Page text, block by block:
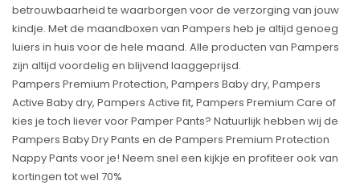
betrouwbaarheid te waarborgen voor de verzorging van jouw
kindje. Met de maandboxen van Pampers heb je altijd genoeg
luiers in huis voor de hele maand. Alle producten van Pampers
zijn altijd voordelig en blijvend laaggeprijsd.
Pampers Premium Protection, Pampers Baby dry, Pampers
Active Baby dry, Pampers Active fit, Pampers Premium Care of
kies je toch liever voor Pamper Pants? Natuurlijk hebben wij de
Pampers Baby Dry Pants en de Pampers Premium Protection
Nappy Pants voor je! Neem snel een kijkje en profiteer ook van
kortingen tot wel 70%